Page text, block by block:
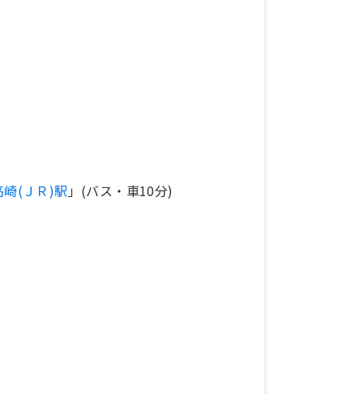
崎(ＪＲ)駅 」(バス・車10分)